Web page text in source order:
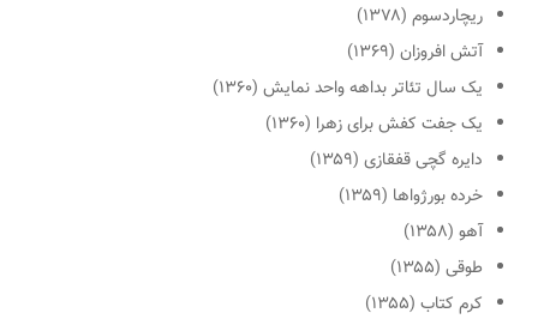
ریچاردسوم (۱۳۷۸)
آتش افروزان (۱۳۶۹)
یک سال تئاتر بداهه واحد نمایش (۱۳۶۰)
یک جفت کفش برای زهرا (۱۳۶۰)
دایره گچی قفقازی (۱۳۵۹)
خرده بورژواها (۱۳۵۹)
آهو (۱۳۵۸)
طوقی (۱۳۵۵)
کرم کتاب (۱۳۵۵)